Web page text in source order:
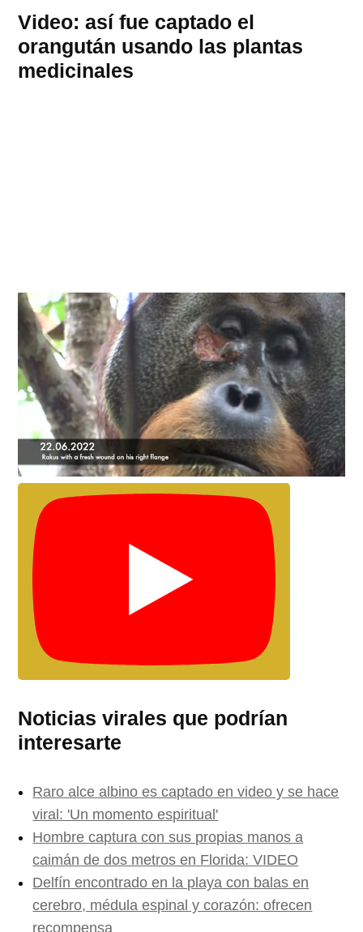
Video: así fue captado el
orangután usando las plantas
medicinales
Noticias virales que podrían
interesarte
Raro alce albino es captado en video y se hace
viral: 'Un momento espiritual'
Hombre captura con sus propias manos a
caimán de dos metros en Florida: VIDEO
Delfín encontrado en la playa con balas en
cerebro, médula espinal y corazón: ofrecen
recompensa